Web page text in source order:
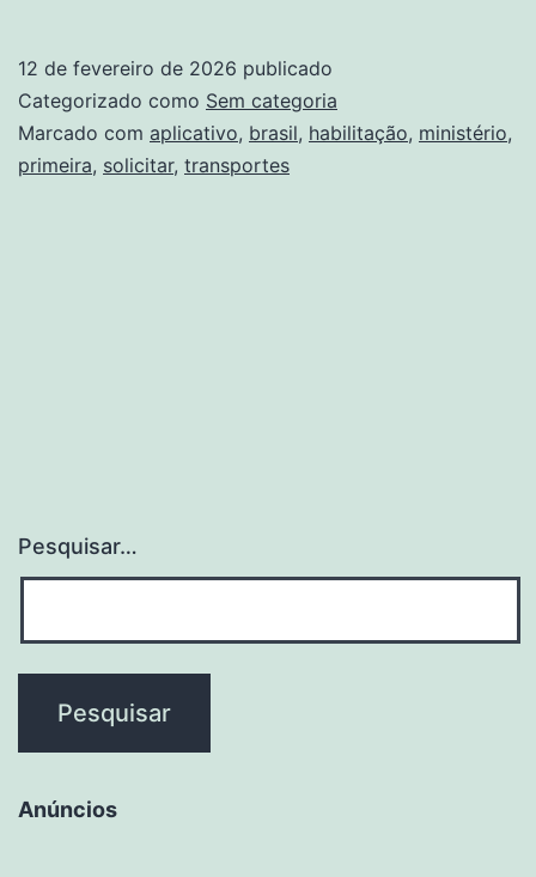
como
solicitar
a
12 de fevereiro de 2026 publicado
Categorizado como Sem categoria
Marcado com aplicativo, brasil, habilitação, ministério,
primeira, solicitar, transportes
Pesquisar…
Anúncios